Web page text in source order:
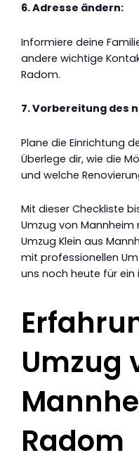
6. Adresse ändern:
Informiere deine
andere wichtige
Radom.
7. Vorbereitung des
Plane die Einrichtung
Überlege dir, wie die
und welche
Mit dieser Checkliste
Umzug von
Umzug Klein aus
mit professionellen
uns noch heute für
Umzug
Radom